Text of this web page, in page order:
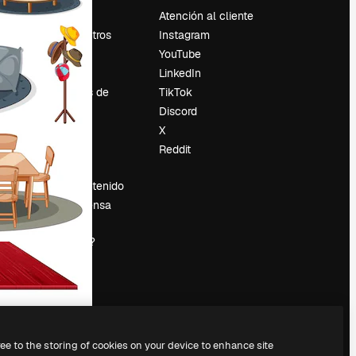
Precios
Sobre nosotros
Reviews
Empleo
Tendencias de
búsqueda
Eventos
Slidesgo
Vender contenido
Sala de prensa
¿Buscas
magnific.ai?
Atención al cliente
Instagram
YouTube
LinkedIn
TikTok
Discord
X
Reddit
to the storing of cookies on your device to enhance site